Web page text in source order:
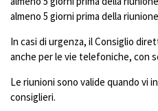
almeno 5 giorni prima della
In casi di urgenza, il Consiglio
anche per le vie telefoniche, con
Le riunioni sono valide quando vi
consiglieri.